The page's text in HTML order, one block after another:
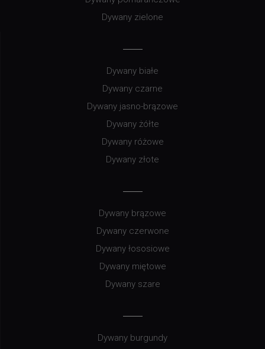
Dywany zielone
Dywany białe
Dywany czarne
Dywany jasno-brązowe
Dywany żółte
Dywany różowe
Dywany złote
Dywany brązowe
Dywany czerwone
Dywany łososiowe
Dywany miętowe
Dywany szare
Dywany burgundy